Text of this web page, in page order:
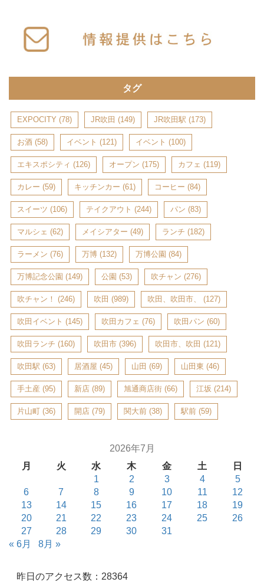
タグ
EXPOCITY (78) JR吹田 (149) JR吹田駅 (173)
お酒 (58) イベント (121) イベント (100)
エキスポシティ (126) オープン (175) カフェ (119)
カレー (59) キッチンカー (61) コーヒー (84)
スイーツ (106) テイクアウト (244) パン (83)
マルシェ (62) メイシアター (49) ランチ (182)
ラーメン (76) 万博 (132) 万博公園 (84)
万博記念公園 (149) 公園 (53) 吹チャン (276)
吹チャン！ (246) 吹田 (989) 吹田、吹田市、 (127)
吹田イベント (145) 吹田カフェ (76) 吹田パン (60)
吹田ランチ (160) 吹田市 (396) 吹田市、吹田 (121)
吹田駅 (63) 居酒屋 (45) 山田 (69) 山田東 (46)
手土産 (95) 新店 (89) 旭通商店街 (66) 江坂 (214)
片山町 (36) 開店 (79) 関大前 (38) 駅前 (59)
2026年7月
月
火 水 木 金 土
日
1
2 3 4
5
6
7 8 9 10 11
12
13
14 15 16 17 18
19
20
21 22 23 24 25
26
27
28 29 30
31
« 6月
8月 »
昨日のアクセス数：28364